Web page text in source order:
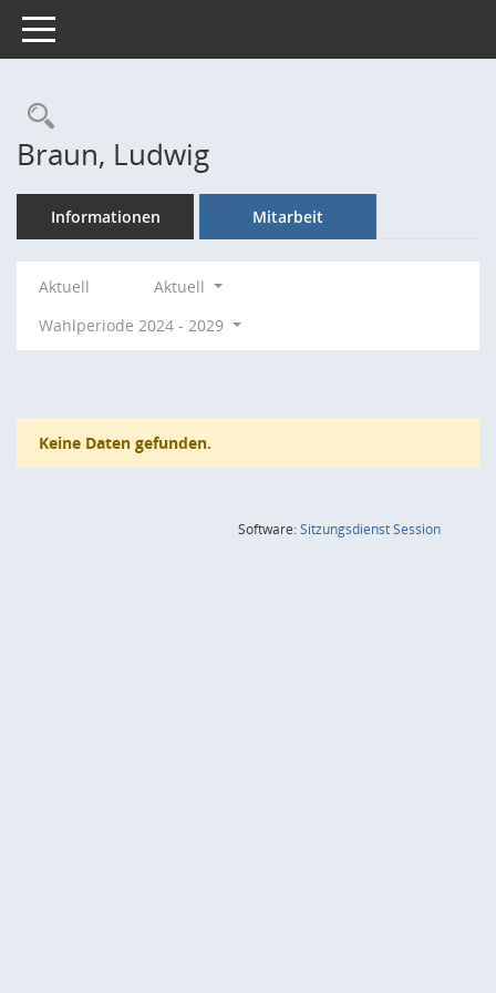
Toggle navigation
Rechercheauswahl
Braun, Ludwig
Informationen Mitarbeit
Aktuell
Aktuell
Wahlperiode 2024 - 2029
Keine Daten gefunden.
Software:SitzungsdienstSession(Wird in